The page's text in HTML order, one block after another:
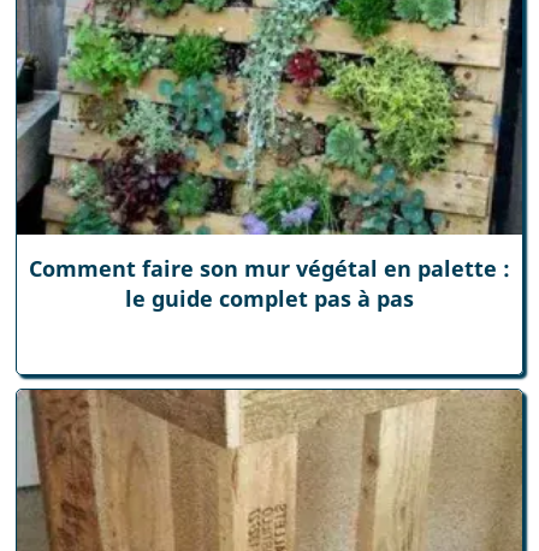
Comment faire son mur végétal en palette :
le guide complet pas à pas